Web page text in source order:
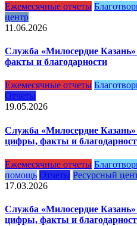
Ежемесячные отчеты
центр
11.06.2026
Служба «Милосердие
факты и благодарности
Ежемесячные отчеты
Отчеты
19.05.2026
Служба «Милосердие Казань»
цифры, факты и
Ежемесячные отчеты
помощь Отчеты Ресурсный
17.03.2026
Служба «Милосердие
цифры, факты и